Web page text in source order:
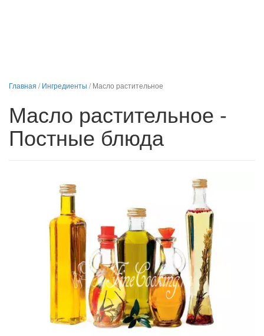
Главная /Ингредиенты /Масло растительное
Масло растительное -
Постные блюда